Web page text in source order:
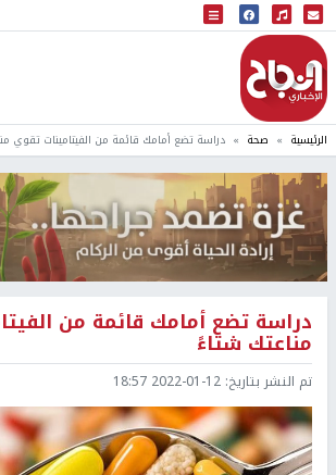
البث المباشر
إذاعة النجاح
الرئيسية صحة دراسة تضع أمامك قائمة من الفيتامينات تقوي
دراسة تضع أمامك قائمة من
مناعتك شتاءً
تم النشر بتاريخ: 2022-01-12 18:57